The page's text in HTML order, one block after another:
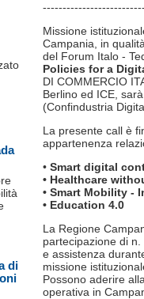
Missione
Campania, in
del Forum Italo -
Policies for a
DI COMMERCIO
Berlino ed ICE,
(Confindustria
La presente call è
appartenenza
• Smart digital
• Healthcare
• Smart Mobility -
• Education 4.0
La Regione
partecipazione di
e assistenza
missione
Possono aderire
operativa in
di